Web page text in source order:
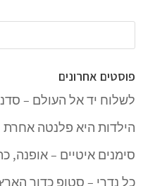
פוסטים אחרונים
לשלוח יד אל העולם –
הילדות היא פלנטה אחרת
סימנים איטיים – אופנה,
כל נדרי – סטופ כדור